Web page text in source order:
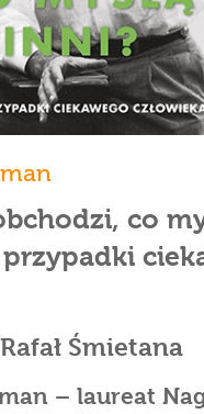
co
przypadki
Śmietana
– laureat